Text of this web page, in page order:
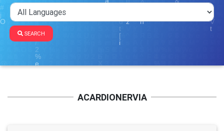
SEARCH
ACARDIONERVIA